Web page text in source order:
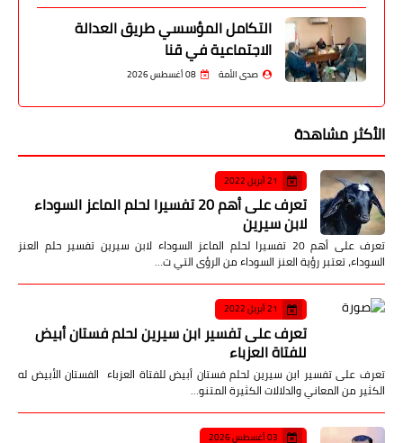
التكامل المؤسسي طريق العدالة
الاجتماعية في قنا
صدى الأمة 08 أغسطس 2026
الأكثر مشاهدة
21 أبريل 2022
تعرف على أهم 20 تفسيرا لحلم الماعز السوداء
لابن سيرين
تعرف على أهم 20 تفسيرا لحلم الماعز السوداء لابن سيرين تفسير حلم العنز
السوداء، تعتبر رؤية العنز السوداء من الرؤى التي ت…
21 أبريل 2022
تعرف على تفسير ابن سيرين لحلم فستان أبيض
للفتاة العزباء
تعرف على تفسير ابن سيرين لحلم فستان أبيض للفتاة العزباء الفستان الأبيض له
الكثير من المعاني والدلالات الكثيرة المتنو…
03 أغسطس 2026